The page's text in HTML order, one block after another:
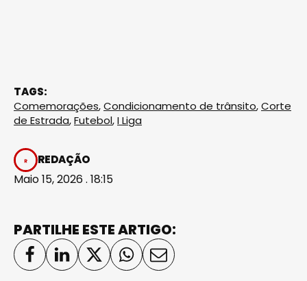
TAGS:
Comemorações,Condicionamento de trânsito,Corte
de Estrada,Futebol,I Liga
REDAÇÃO
Maio 15, 2026 . 18:15
PARTILHE ESTE ARTIGO: